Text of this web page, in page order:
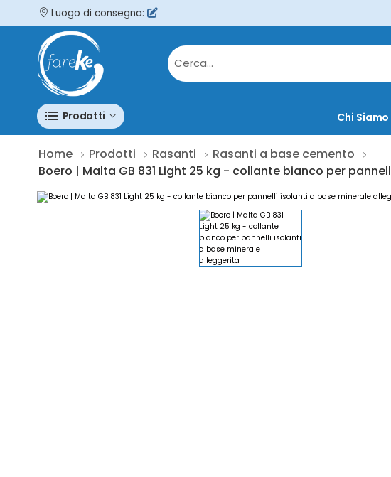
Luogo di consegna:
Prodotti Chi Siamo
Home Prodotti Rasanti
Rasanti a base cemento
Boero | Malta GB 831 Light 25 kg - collante bianco per